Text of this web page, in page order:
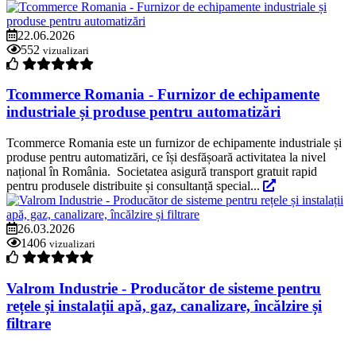
22.06.2026
552 vizualizari
Tcommerce Romania - Furnizor de echipamente
industriale și produse pentru automatizări
Tcommerce Romania este un furnizor de echipamente industriale și
produse pentru automatizări, ce își desfășoară activitatea la nivel
național în România. Societatea asigură transport gratuit rapid
pentru produsele distribuite și consultanță special...
26.03.2026
1406 vizualizari
Valrom Industrie - Producător de sisteme pentru
rețele și instalații apă, gaz, canalizare, încălzire și
filtrare